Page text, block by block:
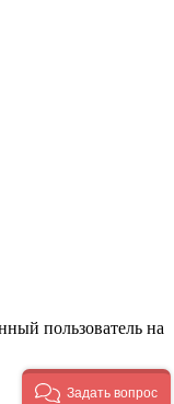
пользователь на
Задать вопрос